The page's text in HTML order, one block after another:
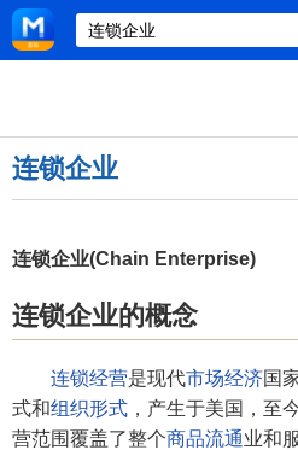
连锁企业
连锁企业(Chain Enterprise)
连锁企业的概念
连锁经营是现代市场经济国
式和组织形式 ，产生于美国，至
营范围覆盖了整个商品流通业和